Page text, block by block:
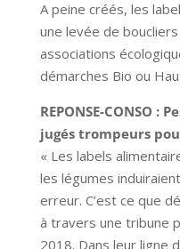
A peine créés, les
une levée de
associations
démarches Bio ou
REPONSE-CONSO :
jugés trompeurs
« Les labels
les légumes
erreur. C’est ce que
à travers une tribune
2018. Dans leur ligne